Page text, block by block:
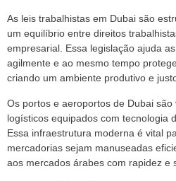
As leis trabalhistas em Dubai são
um equilíbrio entre direitos
empresarial. Essa legislação ajuda
agilmente e ao mesmo tempo
criando um ambiente produtivo e
Os portos e aeroportos de Dubai
logísticos equipados com tecnologia
Essa infraestrutura moderna é vital
mercadorias sejam manuseadas
aos mercados árabes com rapidez e